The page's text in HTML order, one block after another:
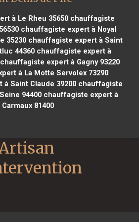
à Le Rheu 35650 chauffagiste
chauffagiste expert à Noyal
35230chauffagiste expert à Saint
44360 chauffagiste expert à
chauffagiste expert à Gagny 93220
à La Motte Servolex 73290
Saint Claude 39200chauffagiste
94400chauffagiste expert à
Carmaux 81400